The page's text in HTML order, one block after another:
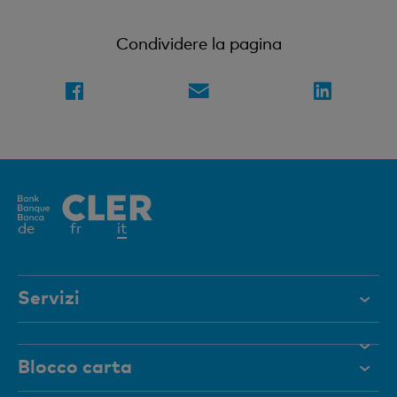
Condividere la pagina
de fr itElemento
Servizi
Documenti
Blocco carta